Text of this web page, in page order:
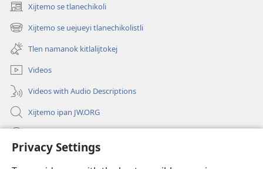
Privacy Settings
Xijtemo se tlanechikoli
(opens
new
window)
Xijtemo se uejueyi tlanechikolistli
(opens
new
window)
Tlen namanok kitlalijtokej
Videos
Videos with Audio Descriptions
Xijtemo ipan JW.ORG